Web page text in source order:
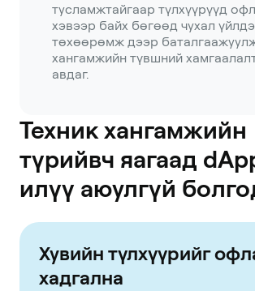
тусламжтайгаар түлхүүрүүд
хэвээр байх бөгөөд чухал
төхөөрөмж дээр
хангамжийн түвшний
авдаг.
Техник хангамжийн
түрийвч яагаад
илүү аюулгүй
Хувийн түлхүүрийг
хадгална